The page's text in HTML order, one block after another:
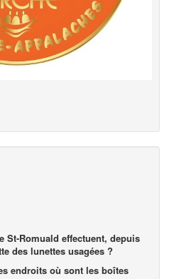
St-Romuald effectuent, depuis
des lunettes usagées ?
endroits où sont les boîtes